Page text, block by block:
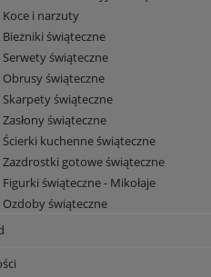
Koce i narzuty
Bieżniki świąteczne
Serwety świąteczne
Obrusy świąteczne
Skarpety świąteczne
Zasłony świąteczne
Ścierki kuchenne świąteczne
Zazdrostki gotowe świąteczne
Figurki świąteczne - Mikołaje
Ozdoby świąteczne